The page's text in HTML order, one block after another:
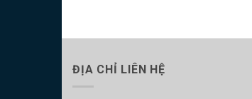
ĐỊA CHỈ LIÊN HỆ